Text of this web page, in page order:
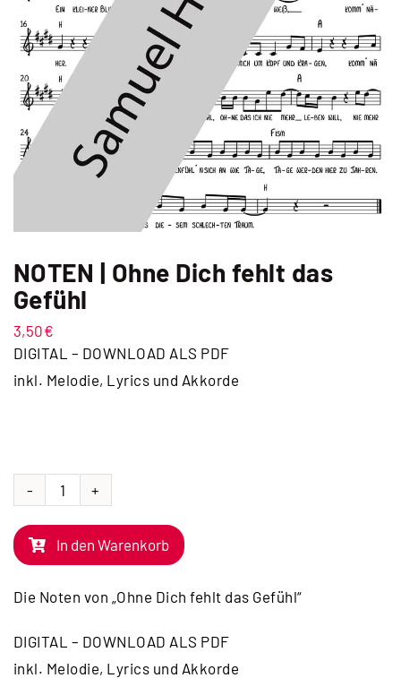
NOTEN | Ohne Dich fehlt das
Gefühl
3,50€
DIGITAL – DOWNLOAD ALS PDF
inkl. Melodie, Lyrics und Akkorde
NOTEN
|
Ohne
das
Gefühl
In den Warenkorb
Die Noten von „Ohne Dich fehlt das Gefühl“
DIGITAL – DOWNLOAD ALS PDF
inkl. Melodie, Lyrics und Akkorde